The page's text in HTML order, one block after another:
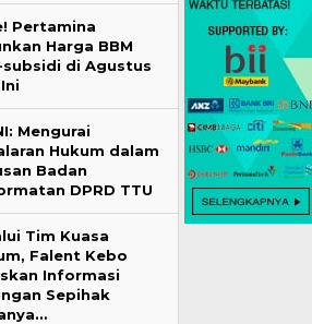
Pertamina
Harga BBM
subsidi di Agustus
Mengurai
Hukum dalam
Badan
DPRD TTU
Tim Kuasa
Falent Kebo
Informasi
Sepihak